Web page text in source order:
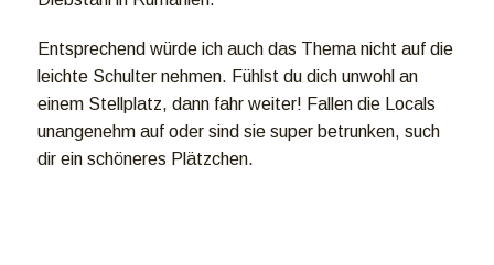
Entsprechend würde ich auch das Thema nicht auf die
leichte Schulter nehmen. Fühlst du dich unwohl an
einem Stellplatz, dann fahr weiter! Fallen die Locals
unangenehm auf oder sind sie super betrunken, such
dir ein schöneres Plätzchen.